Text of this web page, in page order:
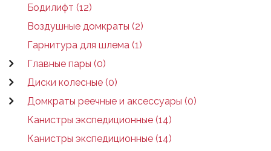
Бодилифт (12)
Воздушные домкраты (2)
Гарнитура для шлема (1)
Главные пары (0)
Диски колесные (0)
Домкраты реечные и аксессуары (0)
Канистры экспедиционные (14)
Канистры экспедиционные (14)